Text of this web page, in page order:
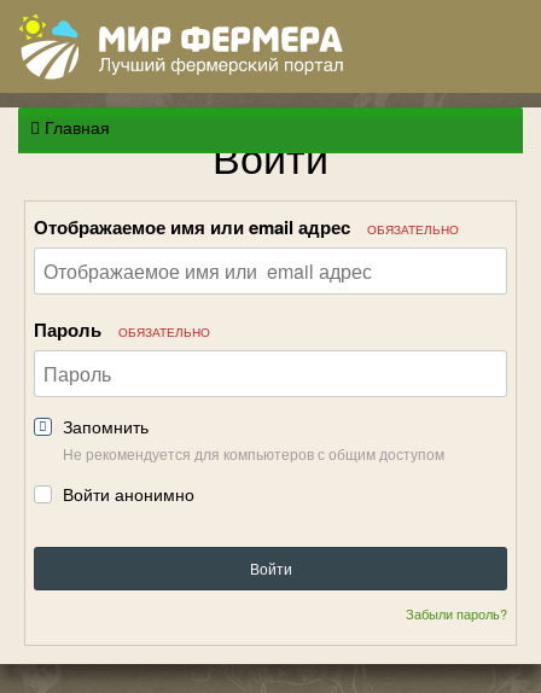
Главная Войти
Отображаемое имя или email адрес ОБЯЗАТЕЛЬНО
Пароль ОБЯЗАТЕЛЬНО
Запомнить
Не рекомендуется для компьютеров с общим доступом
Войти анонимно
Войти
Забыли пароль?